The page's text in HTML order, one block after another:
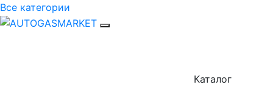
Все категории
Каталог